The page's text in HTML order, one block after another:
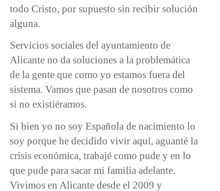
todo Cristo, por supuesto sin recibir solución
alguna.
Servicios sociales del ayuntamiento de
Alicante no da soluciones a la problemática
de la gente que como yo estamos fuera del
sistema. Vamos que pasan de nosotros como
si no existiéramos.
Si bien yo no soy Española de nacimiento lo
soy porque he decidido vivir aquí, aguanté la
crisis económica, trabajé como pude y en lo
que pude para sacar mi familia adelante.
Vivimos en Alicante desde el 2009 y